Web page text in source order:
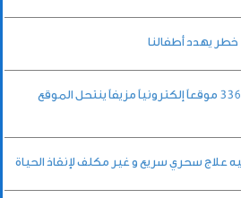
خطر يهدد أطفالنا
كاسبرسكي ترصد أكثر من 336 موقعاً إلكترونياً مزيفاً ينتحل الموقع
علاج سحري سريع و غير مكلف لإنقاذ الحياة